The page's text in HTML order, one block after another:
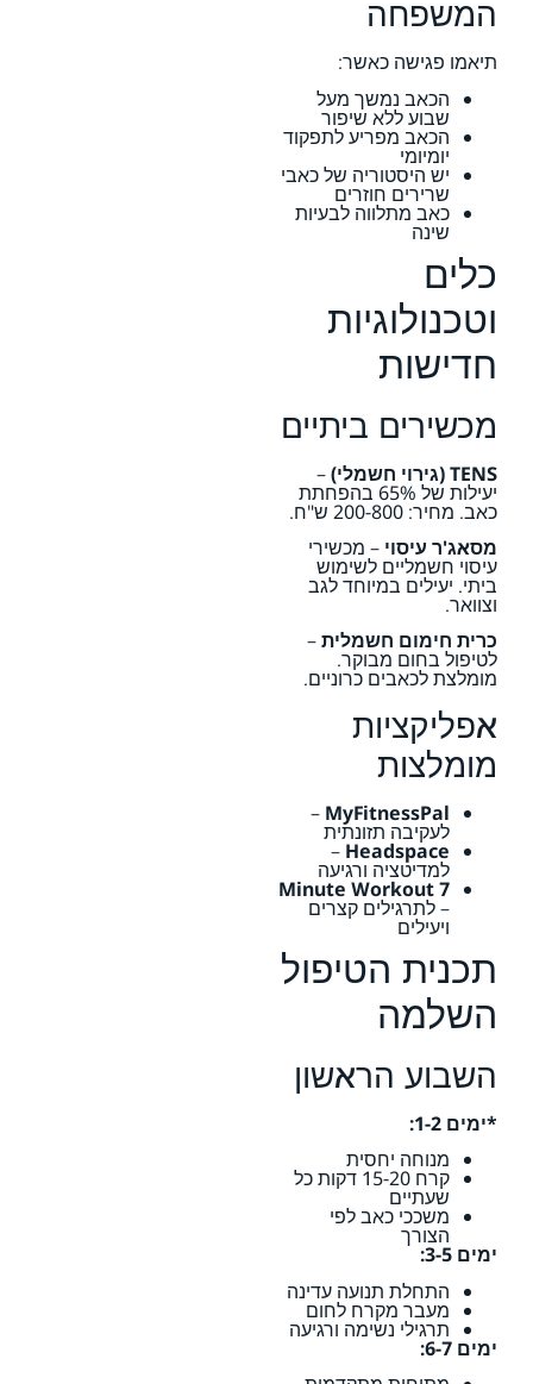
המשפחה
תיאמו פגישה כאשר:
הכאב נמשך מעל
שבוע ללא שיפור
הכאב מפריע לתפקוד
יומיומי
יש היסטוריה של כאבי
שרירים חוזרים
כאב מתלווה לבעיות
שינה
כלים
וטכנולוגיות
חדישות
מכשירים ביתיים
TENS (גירוי חשמלי) –
יעילות של 65% בהפחתת
כאב. מחיר: 200-800 ש"ח.
מסאג'ר עיסוי – מכשירי
עיסוי חשמליים לשימוש
ביתי. יעילים במיוחד לגב
וצוואר.
כרית חימום חשמלית–
לטיפול בחום מבוקר.
מומלצת לכאבים כרוניים.
אפליקציות
מומלצות
MyFitnessPal
–
לעקיבה תזונתית
Headspace
–
למדיטציה ורגיעה
7 Minute Workout
– לתרגילים קצרים
ויעילים
תכנית הטיפול
השלמה
השבוע הראשון
*ימים 1-2:
מנוחה יחסית
קרח 15-20 דקות כל
שעתיים
משככי כאב לפי
הצורך
ימים 3-5:
התחלת תנועה עדינה
מעבר מקרח לחום
תרגילי נשימה ורגיעה
ימים 6-7: